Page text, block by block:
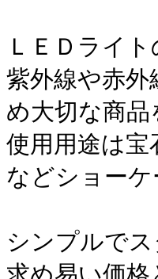
ＬＥＤライ
紫外線や赤
め大切な商
使用用途は
などショー
シンプルで